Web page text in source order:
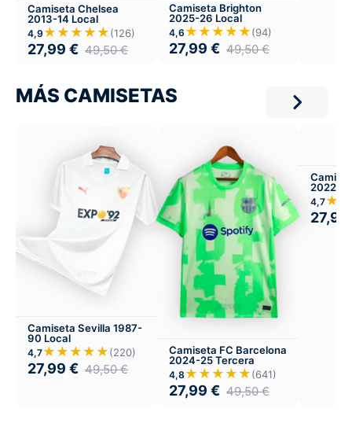
Camiseta Chelsea
2013-14 Local
4,9 ★★★★★(126)
27,99 € 49,50€
Camiseta Brighton
2025-26 Local
4,6 ★★★★★(94)
27,99 € 49,50€
MÁS CAMISETAS
Camiseta Sevilla 1987-
90 Local
4,7★★★★★(220)
27,99 € 49,50€
Camiseta FC Barcelona
2024-25 Tercera
4,8 ★★★★★(641)
27,99 € 49,50€
2022
4,7
27,99